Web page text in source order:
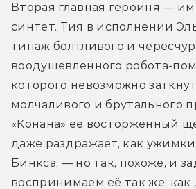
Вторая главная героиня —
синтет. Тия в исполнении
типаж болтливого и чересчур
воодушевлённого робота-
которого невозможно
молчаливого и брутального
«Конана» её восторженный
даже раздражает, как
Бинкса, — но так, похоже, и
воспринимаем её так же, как